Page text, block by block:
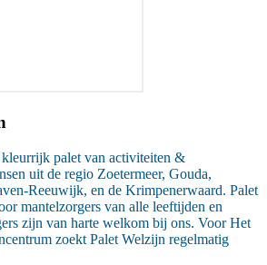
palet van activiteiten &
uit de regio Zoetermeer, Gouda,
Reeuwijk, en de Krimpenerwaard. Palet
mantelzorgers van alle leeftijden en
zijn van harte welkom bij ons. Voor Het
zoekt Palet Welzijn regelmatig